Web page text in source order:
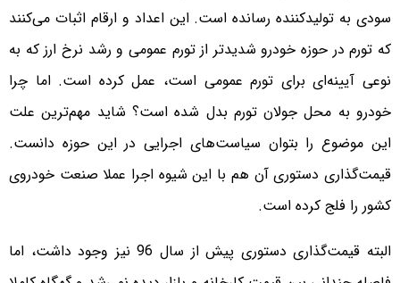
سودی به تولیدکننده رسانده است. این اعداد و ارقام اثبات می‌کنند
که تورم در حوزه خودرو شدیدتر از تورم عمومی و رشد نرخ ارز که به
نوعی آیینه‌ای برای تورم عمومی است، عمل کرده است. اما چرا
خودرو به محل جولان تورم بدل شده است؟ شاید مهم‌ترین علت
این موضوع را بتوان سیاست‌های اجرایی در این حوزه دانست.
قیمت‌گذاری دستوری آن هم با این شیوه اجرا عملا صنعت خودروی
کشور را فلج کرده است.
البته قیمت‌گذاری دستوری پیش از سال 96 نیز وجود داشت، اما